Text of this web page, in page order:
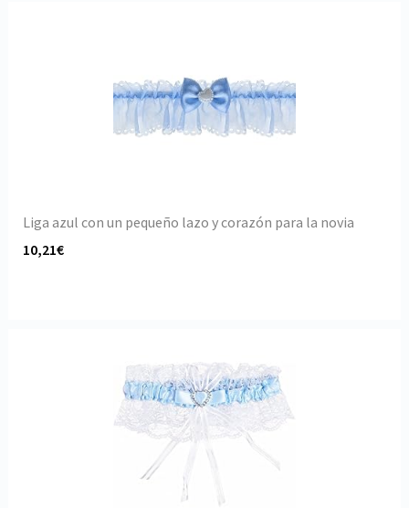
Liga azul con un pequeño lazo y corazón para la novia
10,21€